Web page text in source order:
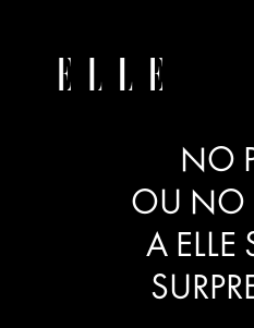
NO
OU NO
A ELLE